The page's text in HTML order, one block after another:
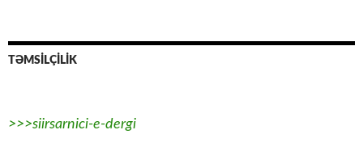
TƏMSİLÇİLİK
>>>siirsarnici-e-dergi